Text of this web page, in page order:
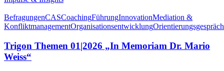
BefragungenCASCoachingFührungInnovationMediation &
KonfliktmanagementOrganisationsentwicklung
Trigon Themen 01|2026 „In Memoriam Dr. Mario
Weiss“